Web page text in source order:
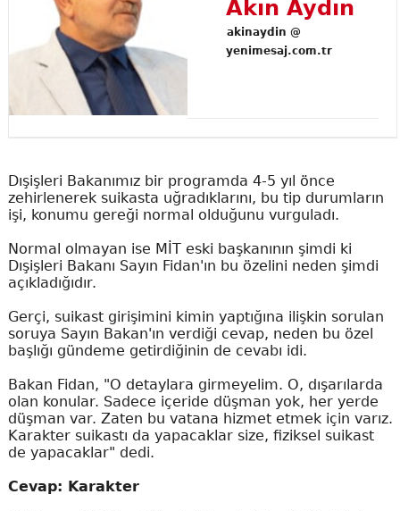
Akın Aydın
akinaydin @
yenimesaj.com.tr
Dışişleri Bakanımız bir programda 4-5 yıl önce
zehirlenerek suikasta uğradıklarını, bu tip durumların
işi, konumu gereği normal olduğunu vurguladı.
Normal olmayan ise MİT eski başkanının şimdi ki
Dışişleri Bakanı Sayın Fidan'ın bu özelini neden şimdi
açıkladığıdır.
Gerçi, suikast girişimini kimin yaptığına ilişkin sorulan
soruya Sayın Bakan'ın verdiği cevap, neden bu özel
başlığı gündeme getirdiğinin de cevabı idi.
Bakan Fidan, "O detaylara girmeyelim. O, dışarılarda
olan konular. Sadece içeride düşman yok, her yerde
düşman var. Zaten bu vatana hizmet etmek için varız.
Karakter suikastı da yapacaklar size, fiziksel suikast
de yapacaklar" dedi.
Cevap: Karakter